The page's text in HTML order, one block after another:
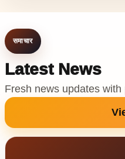
समाचार
Latest News
Fresh news updates